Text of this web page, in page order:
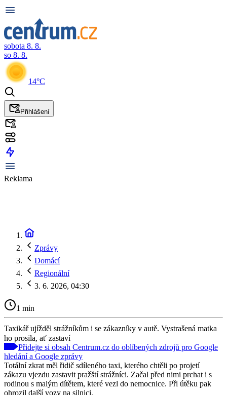
sobota 8. 8.
so 8. 8.
14°C
Přihlášení
Reklama
Zprávy
Domácí
Regionální
3. 6. 2026, 04:30
1 min
Taxikář ujížděl strážníkům i se zákazníky v autě. Vystrašená matka
ho prosila, ať zastaví
Přidejte si obsah Centrum.cz do oblíbených zdrojů pro Google
hledání a Google zprávy
Totální zkrat měl řidič sdíleného taxi, kterého chtěli po projetí
zákazu vjezdu zastavit pražští strážníci. Začal před nimi prchat i s
rodinou s malým dítětem, které vezl do nemocnice. Při útěku pak
ohrozil další vozy na silnici.